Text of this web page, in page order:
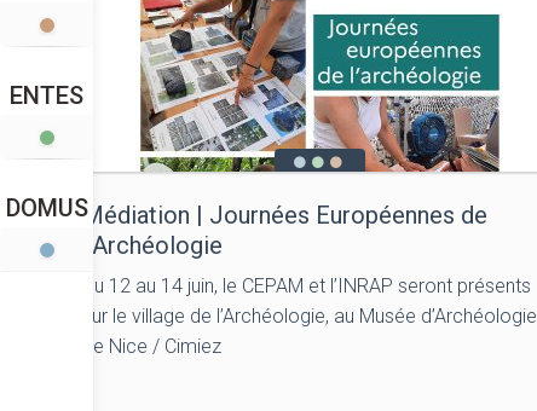
ENTES
DOMUSMédiation | Journées Européennes de
l’Archéologie
Du 12 au 14 juin, le CEPAM et l’INRAP seront présents
sur le village de l’Archéologie, au Musée d’Archéologie
de Nice / Cimiez